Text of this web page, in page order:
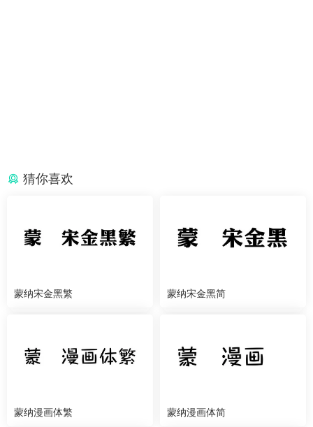
猜你喜欢
蒙纳宋金黑繁 蒙纳宋金黑简
蒙纳漫画体繁 蒙纳漫画体简